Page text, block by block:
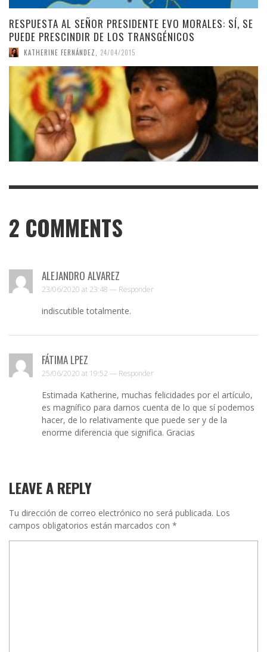
RESPUESTA AL SEÑOR PRESIDENTE EVO MORALES: SÍ, SE
PUEDE PRESCINDIR DE LOS TRANSGÉNICOS
KATHERINE FERNÁNDEZ 24/04/2015
2 COMMENTS
ALEJANDRO ALVAREZ
23/06/2020 at 23:48 — Responder
indiscutible totalmente.
FÁTIMA LPEZ
25/06/2020 at 19:52 — Responder
Estimada Katherine, muchas felicidades por el artículo,
es magnífico para darnos cuenta de lo que sí podemos
hacer, de lo relativamente que puede ser y de la
enorme diferencia que significa. Gracias
LEAVE A REPLY
Tu dirección de correo electrónico no será publicada. Los
campos obligatorios están marcados con *